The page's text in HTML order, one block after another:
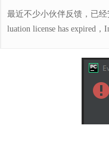
最近不少小伙伴反馈，已经
luation license has expired